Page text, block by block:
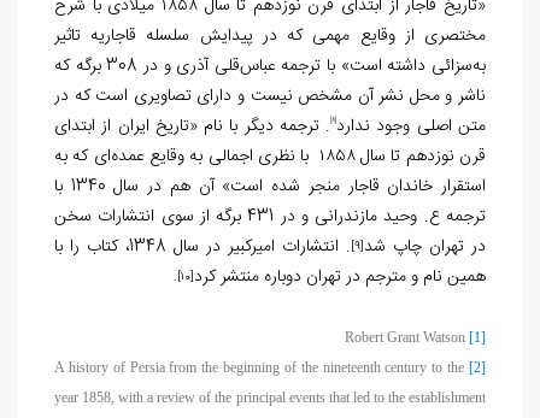
«ت‍اری‍خ‌ ق‍اج‍ار از اب‍ت‍دای‌ ق‍رن‌ ن‍وزده‍م‌ ت‍ا س‍ال‌ ۱۸۵۸ م‍ی‍لادی‌ ب‍ا ش‍رح‌
م‍خ‍ت‍ص‍ری‌ از وق‍ای‍ع‌ م‍ه‍م‍ی‌ ک‍ه‌ در پ‍ی‍دای‍ش‌ س‍ل‍س‍ل‍ه‌ ق‍اج‍اری‍ه‌ ت‍اث‍ی‍ر
به‌س‍زائ‍ی‌ داش‍ت‍ه‌ اس‍ت‌» با ترجمه ع‍ب‍اس‌ق‍ل‍ی‌ آذری‌ و در 308 برگه که
ناشر و محل نشر آن مشخص نیست و دارای تصاویری است که در
متن اصلی وجود ندارد . ترجمه دیگر با نام «تاریخ ایران از ابتدای
قرن نوزدهم تا سال ۱۸۵۸ با نظری اجمالی به وقایع عمده‌ای که به
استقرار خاندان قاجار منجر شده است» آن هم در سال 1340 با
ترجمه ع‌. وح‍ی‍د‌ مازندرانی و در 431 برگه از سوی انتشارات سخن
در تهران چاپ شد[9]
. انتشارات امیرکبیر در سال 1348، کتاب را با
همین نام و مترجم در تهران دوباره منتشر کرد[10]
.
[1]
[2]
A history of Persia from the beginning of the nineteenth century to the
year 1858, with a review of the principal events that led to the establishment